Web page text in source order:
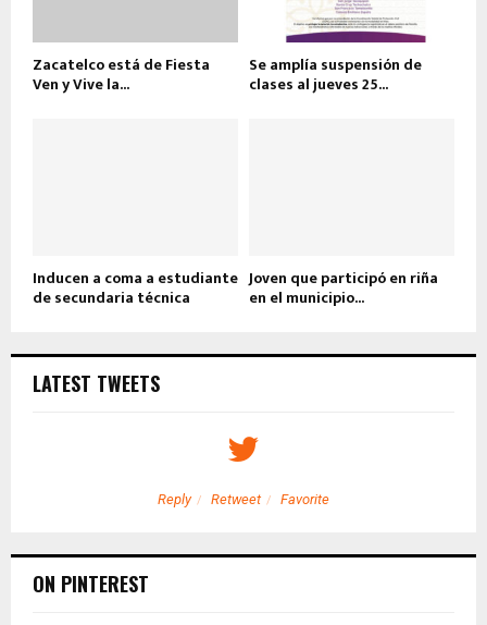
Zacatelco está de Fiesta
Ven y Vive la...
Se amplía suspensión de
clases al jueves 25...
Inducen a coma a estudiante
de secundaria técnica
Joven que participó en riña
en el municipio...
LATEST TWEETS
Reply Retweet Favorite
ON PINTEREST